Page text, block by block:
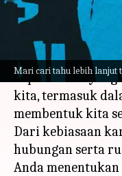
Mari cari tahu lebih lanjut
Masing-masing
kepribadian yang
kita, termasuk
membentuk kita
Dari kebiasaan
hubungan serta
Anda